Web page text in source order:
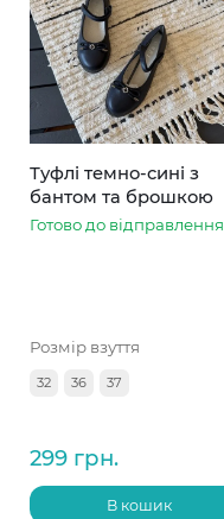
Туфлі темно-сині з
бантом та брошкою
Готово до відправлення
Розмір взуття
32 36 37
299 грн.
В кошик